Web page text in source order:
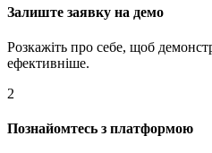
Залиште заявку на демо
Розкажіть про себе, щоб
ефективніше.
2
Познайомтесь з платформою